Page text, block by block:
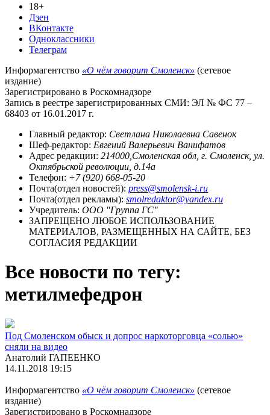
18+
Дзен
ВКонтакте
Одноклассники
Телеграм
Информагентство «О чём говорит Смоленск» (сетевое
издание)
Зарегистрировано в Роскомнадзоре
Запись в реестре зарегистрированных СМИ: ЭЛ № ФС 77 –
68403 от 16.01.2017 г.
Главный редактор: Светлана Николаевна Савенок
Шеф-редактор: Евгений Валерьевич Ванифатов
Адрес редакции: 214000,Смоленская обл, г. Смоленск, ул.
Октябрьской революции, д.14а
Телефон: +7 (920) 668-05-20
Почта(отдел новостей): press@smolensk-i.ru
Почта(отдел рекламы): smolredaktor@yandex.ru
Учредитель: ООО "Группа ГС"
ЗАПРЕЩЕНО ЛЮБОЕ ИСПОЛЬЗОВАНИЕ
МАТЕРИАЛОВ, РАЗМЕЩЕННЫХ НА САЙТЕ, БЕЗ
СОГЛАСИЯ РЕДАКЦИИ
Все новости по тегу:
метилмефедрон
Под Смоленском обыск и допрос наркоторговца «солью»
сняли на видео
Анатолий ГАПЕЕНКО
14.11.2018 19:15
Информагентство «О чём говорит Смоленск» (сетевое
издание)
Зарегистрировано в Роскомнадзоре